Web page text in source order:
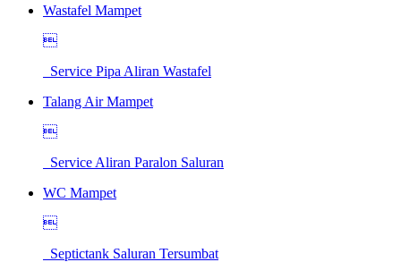
Wastafel Mampet

Service Pipa Aliran Wastafel
Talang Air Mampet

Service Aliran Paralon Saluran
WC Mampet

Septictank Saluran Tersumbat